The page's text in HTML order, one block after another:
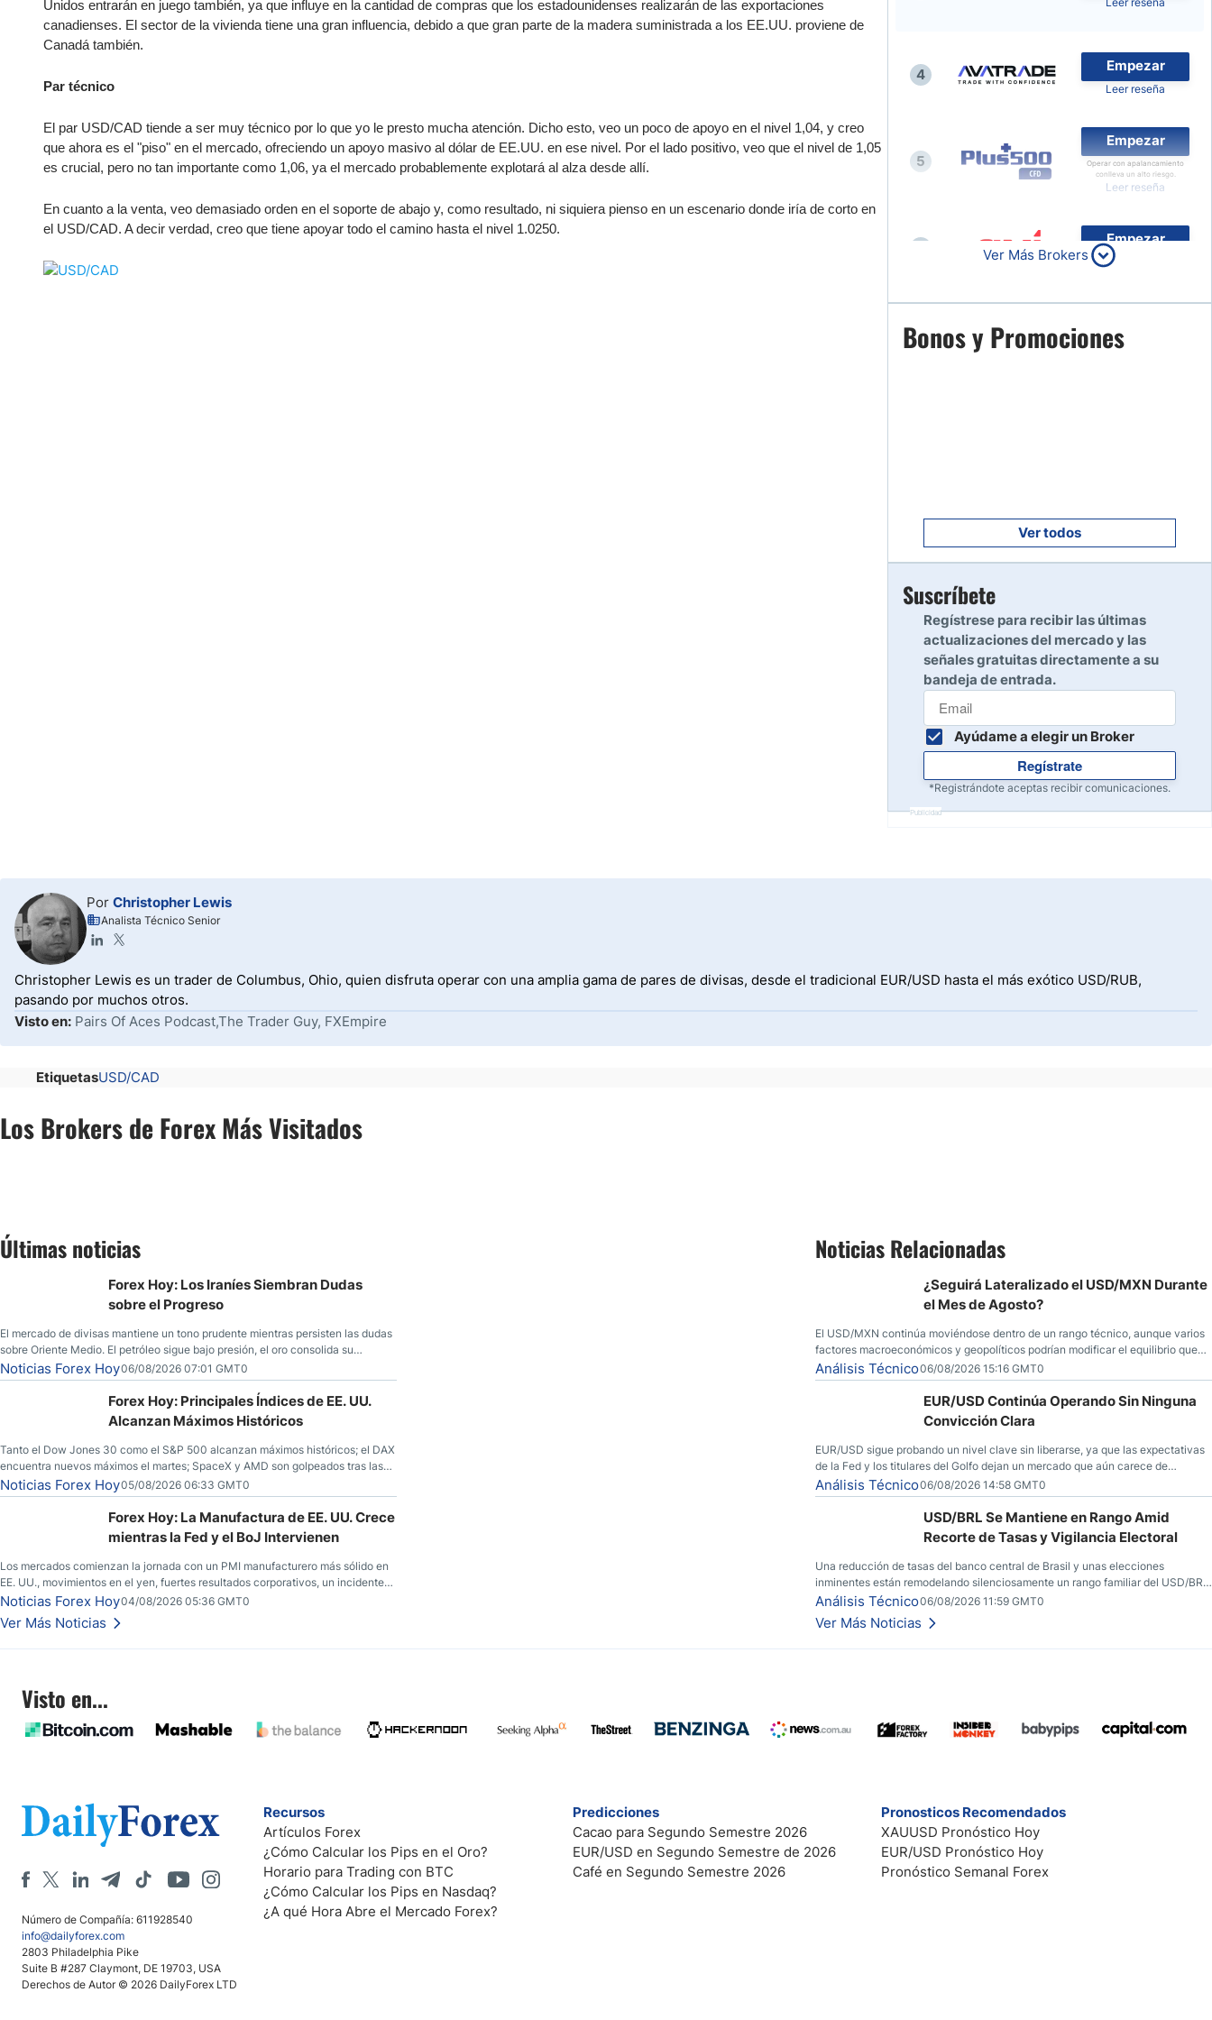
Paraguay
Peru
Panama
Bolivia
Nicaragua
Nasdaq 100
S&P 500
Nvidia (NVDA)
Mercado Libre (MELI)
Banco Santander (SAN)
Todas las Acciones
Unidos entrarán en juego también, ya que influye en la cantidad de compras que los estadounidenses realizarán de las exportaciones
canadienses. El sector de la vivienda tiene una gran influencia, debido a que gran parte de la madera suministrada a los EE.UU. proviene de
Canadá también.
Par técnico
El par USD/CAD tiende a ser muy técnico por lo que yo le presto mucha atención. Dicho esto, veo un poco de apoyo en el nivel 1,04, y creo
que ahora es el "piso" en el mercado, ofreciendo un apoyo masivo al dólar de EE.UU. en ese nivel. Por el lado positivo, veo que el nivel de 1,05
es crucial, pero no tan importante como 1,06, ya el mercado probablemente explotará al alza desde allí.
En cuanto a la venta, veo demasiado orden en el soporte de abajo y, como resultado, ni siquiera pienso en un escenario donde iría de corto en
el USD/CAD. A decir verdad, creo que tiene apoyar todo el camino hasta el nivel 1.0250.
4
Empezar
Leer reseña
5
Empezar
Operar con apalancamiento
conlleva un alto riesgo.
Leer reseña
Empezar
Leer reseña
7
Leer reseña
Leer reseña
10
Ver Más Brokers
Bonos y Promociones
Ver todos
Suscríbete
Regístrese para recibir las últimas
actualizaciones del mercado y las
señales gratuitas directamente a su
bandeja de entrada.
Ayúdame a elegir un Broker
Regístrate
*Registrándote aceptas recibir comunicaciones.
Publicidad
Por Christopher Lewis
Analista Técnico Senior
Christopher Lewis es un trader de Columbus, Ohio, quien disfruta operar con una amplia gama de pares de divisas, desde el tradicional EUR/USD hasta el más exótico USD/RUB,
pasando por muchos otros.
Visto en: Pairs Of Aces Podcast,The Trader Guy, FXEmpire
EtiquetasUSD/CAD
Los Brokers de Forex Más Visitados
Últimas noticias
Forex Hoy: Los Iraníes Siembran Dudas
sobre el Progreso
El mercado de divisas mantiene un tono prudente mientras persisten las dudas
sobre Oriente Medio. El petróleo sigue bajo presión, el oro consolida su
fortaleza y los operadores esperan nuevas referencias económicas desde
Estados Unidos.
Noticias Forex Hoy06/08/2026 07:01 GMT0
Forex Hoy: Principales Índices de EE. UU.
Alcanzan Máximos Históricos
Tanto el Dow Jones 30 como el S&P 500 alcanzan máximos históricos; el DAX
encuentra nuevos máximos el martes; SpaceX y AMD son golpeados tras las
llamadas de ganancias; el petróleo crudo cae por debajo de los $80 con
nuevas esperanzas; el dólar estadounidense continúa intentando estabilizarse
frente al yen; el peso mexicano ve un repunte a medida que las tasas caen en
Noticias Forex Hoy05/08/2026 06:33 GMT0
Forex Hoy: La Manufactura de EE. UU. Crece
mientras la Fed y el BoJ Intervienen
Los mercados comienzan la jornada con un PMI manufacturero más sólido en
EE. UU., movimientos en el yen, fuertes resultados corporativos, un incidente
de seguridad en Bitcoin y nuevas señales desde el mercado del petróleo.
Noticias Forex Hoy04/08/2026 05:36 GMT0
Ver Más Noticias
Noticias Relacionadas
¿Seguirá Lateralizado el USD/MXN Durante
el Mes de Agosto?
El USD/MXN continúa moviéndose dentro de un rango técnico, aunque varios
factores macroeconómicos y geopolíticos podrían modificar el equilibrio que
ha dominado al mercado en las últimas semanas.
Análisis Técnico06/08/2026 15:16 GMT0
EUR/USD Continúa Operando Sin Ninguna
Convicción Clara
EUR/USD sigue probando un nivel clave sin liberarse, ya que las expectativas
de la Fed y los titulares del Golfo dejan un mercado que aún carece de
convicción real.
Análisis Técnico06/08/2026 14:58 GMT0
USD/BRL Se Mantiene en Rango Amid
Recorte de Tasas y Vigilancia Electoral
Una reducción de tasas del banco central de Brasil y unas elecciones
inminentes están remodelando silenciosamente un rango familiar del USD/BRL.
Una reducción de tasas por parte del banco central de Brasil y unas elecciones
inminentes están remodelando silenciosamente un rango familiar del USD/BRL.
Esto es lo que los traders están observando a continuación.
Análisis Técnico06/08/2026 11:59 GMT0
Ver Más Noticias
Visto en...
Número de Compañía: 611928540
info@dailyforex.com
2803 Philadelphia Pike
Suite B #287 Claymont, DE 19703, USA
Derechos de Autor © 2026 DailyForex LTD
Recursos
Artículos Forex
¿Cómo Calcular los Pips en el Oro?
Horario para Trading con BTC
¿Cómo Calcular los Pips en Nasdaq?
¿A qué Hora Abre el Mercado Forex?
Predicciones
Cacao para Segundo Semestre 2026
EUR/USD en Segundo Semestre de 2026
Café en Segundo Semestre 2026
Pronosticos Recomendados
XAUUSD Pronóstico Hoy
EUR/USD Pronóstico Hoy
Pronóstico Semanal Forex